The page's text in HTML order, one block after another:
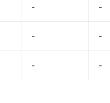
- -
- -
- -